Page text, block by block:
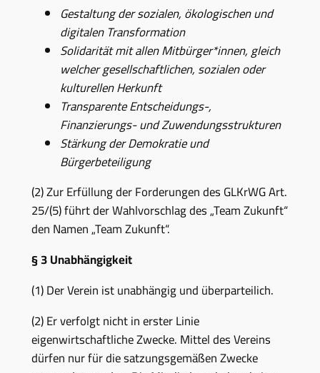
Gestaltung der sozialen, ökologischen und
digitalen Transformation
Solidarität mit allen Mitbürger*innen, gleich
welcher gesellschaftlichen, sozialen oder
kulturellen Herkunft
Transparente Entscheidungs-,
Finanzierungs- und Zuwendungsstrukturen
Stärkung der Demokratie und
Bürgerbeteiligung
(2) Zur Erfüllung der Forderungen des GLKrWG Art.
25/(5) führt der Wahlvorschlag des „Team Zukunft“
den Namen „Team Zukunft“.
§ 3 Unabhängigkeit
(1) Der Verein ist unabhängig und überparteilich.
(2) Er verfolgt nicht in erster Linie
eigenwirtschaftliche Zwecke. Mittel des Vereins
dürfen nur für die satzungsgemäßen Zwecke